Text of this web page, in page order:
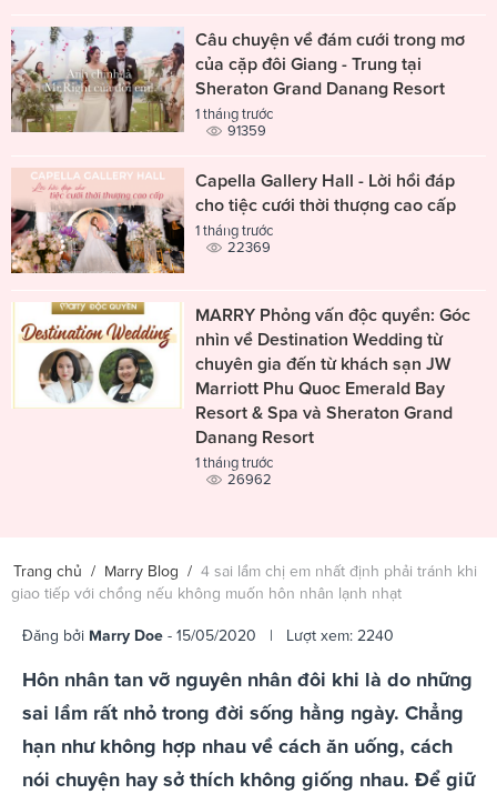
Câu chuyện về đám cưới trong mơ
của cặp đôi Giang - Trung tại
Sheraton Grand Danang Resort
1 tháng trước
91359
Capella Gallery Hall - Lời hồi đáp
cho tiệc cưới thời thượng cao cấp
1 tháng trước
22369
MARRY Phỏng vấn độc quyền: Góc
nhìn về Destination Wedding từ
chuyên gia đến từ khách sạn JW
Marriott Phu Quoc Emerald Bay
Resort & Spa và Sheraton Grand
Danang Resort
1 tháng trước
26962
Trang chủ / Marry Blog / 4 sai lầm chị em nhất định phải tránh khi
giao tiếp với chồng nếu không muốn hôn nhân lạnh nhạt
Đăng bởi Marry Doe - 15/05/2020 | Lượt xem: 2240
Hôn nhân tan vỡ nguyên nhân đôi khi là do những
sai lầm rất nhỏ trong đời sống hằng ngày. Chẳng
hạn như không hợp nhau về cách ăn uống, cách
nói chuyện hay sở thích không giống nhau. Để giữ